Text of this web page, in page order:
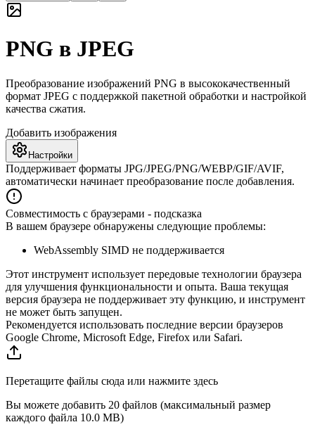
Быстрый поиск инструментов
PNG в JPEG
Преобразование изображений PNG в высококачественный
формат JPEG с поддержкой пакетной обработки и настройкой
качества сжатия.
Добавить изображения
Настройки
Поддерживает форматы JPG/JPEG/PNG/WEBP/GIF/AVIF,
автоматически начинает преобразование после добавления.
Совместимость с браузерами - подсказка
В вашем браузере обнаружены следующие проблемы:
WebAssembly SIMD не поддерживается
Этот инструмент использует передовые технологии браузера
для улучшения функциональности и опыта. Ваша текущая
версия браузера не поддерживает эту функцию, и инструмент
не может быть запущен.
Рекомендуется использовать последние версии браузеров
Google Chrome, Microsoft Edge, Firefox или Safari.
Перетащите файлы сюда или нажмите здесь
Вы можете добавить 20 файлов (максимальный размер
каждого файла 10.0 MB)